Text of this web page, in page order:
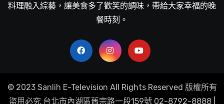
料理融入綜藝，讓美食多了歡笑的調味，帶給大家幸福的晚
餐時刻。
© 2023 Sanlih E-Television All Rights Reserved 版權所有
盜用必究 台北市內湖區舊宗路一段159號 02-8792-8888